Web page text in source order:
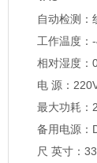
自动检测：
工作温度
相对湿度：
电 源：
最大功耗：
备用电源：
尺 英寸：